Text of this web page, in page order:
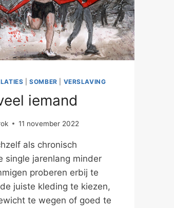
|SOMBER VERSLAVING
iemand
11 november 2022
als chronisch
single jarenlang minder
proberen erbij te
juiste kleding te kiezen,
te wegen of goed te